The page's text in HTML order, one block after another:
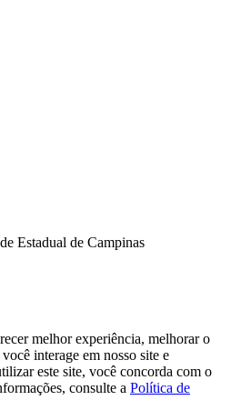
Estadual de Campinas
melhor experiência, melhorar o
interage em nosso site e
este site, você concorda com o
consulte a Política de